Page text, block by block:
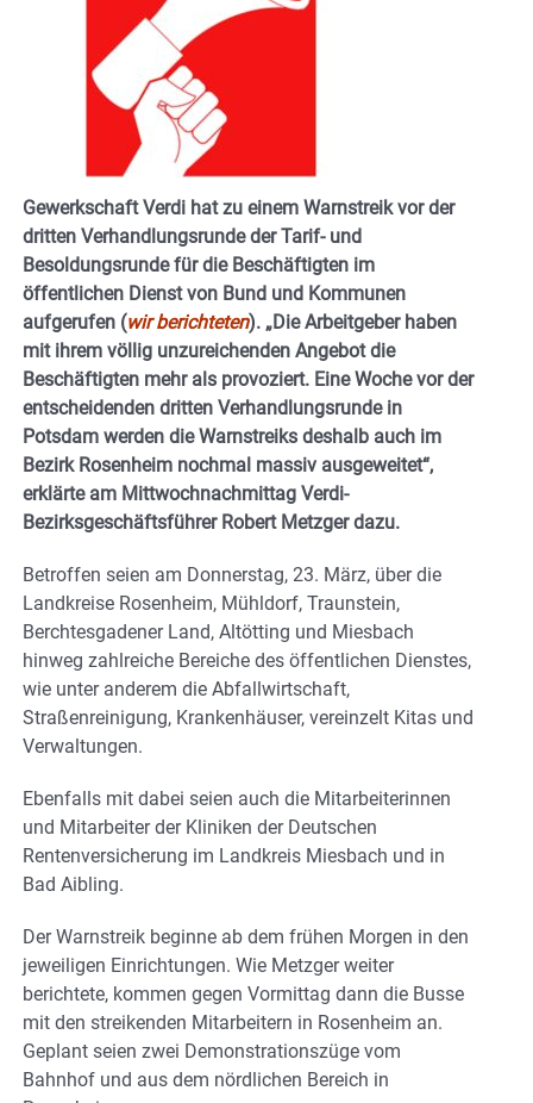
Gewerkschaft Verdi hat zu einem Warnstreik vor der
dritten Verhandlungsrunde der Tarif- und
Besoldungsrunde für die Beschäftigten im
öffentlichen Dienst von Bund und Kommunen
aufgerufen (wir berichteten). „Die Arbeitgeber haben
mit ihrem völlig unzureichenden Angebot die
Beschäftigten mehr als provoziert. Eine Woche vor der
entscheidenden dritten Verhandlungsrunde in
Potsdam werden die Warnstreiks deshalb auch im
Bezirk Rosenheim nochmal massiv ausgeweitet“,
erklärte am Mittwochnachmittag Verdi-
Bezirksgeschäftsführer Robert Metzger dazu.
Betroffen seien am Donnerstag, 23. März, über die
Landkreise Rosenheim, Mühldorf, Traunstein,
Berchtesgadener Land, Altötting und Miesbach
hinweg zahlreiche Bereiche des öffentlichen Dienstes,
wie unter anderem die Abfallwirtschaft,
Straßenreinigung, Krankenhäuser, vereinzelt Kitas und
Verwaltungen.
Ebenfalls mit dabei seien auch die Mitarbeiterinnen
und Mitarbeiter der Kliniken der Deutschen
Rentenversicherung im Landkreis Miesbach und in
Bad Aibling.
Der Warnstreik beginne ab dem frühen Morgen in den
jeweiligen Einrichtungen. Wie Metzger weiter
berichtete, kommen gegen Vormittag dann die Busse
mit den streikenden Mitarbeitern in Rosenheim an.
Geplant seien zwei Demonstrationszüge vom
Bahnhof und aus dem nördlichen Bereich in